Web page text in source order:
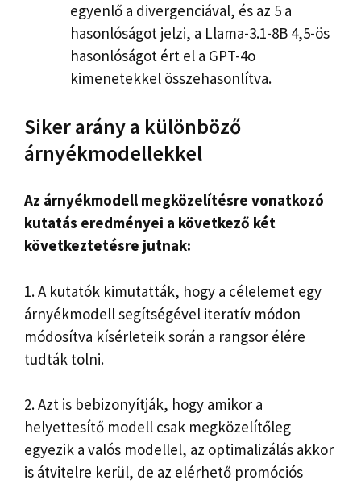
egyenlő a divergenciával, és az 5 a
hasonlóságot jelzi, a Llama-3.1-8B 4,5-ös
hasonlóságot ért el a GPT-4o
kimenetekkel összehasonlítva.
Siker arány a különböző
árnyékmodellekkel
Az árnyékmodell megközelítésre vonatkozó
kutatás eredményei a következő két
következtetésre jutnak:
1. A kutatók kimutatták, hogy a célelemet egy
árnyékmodell segítségével iteratív módon
módosítva kísérleteik során a rangsor élére
tudták tolni.
2. Azt is bebizonyítják, hogy amikor a
helyettesítő modell csak megközelítőleg
egyezik a valós modellel, az optimalizálás akkor
is átvitelre kerül, de az elérhető promóciós